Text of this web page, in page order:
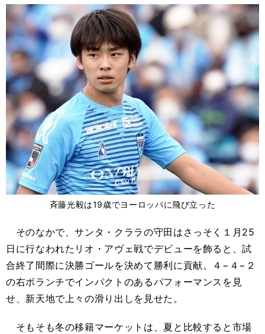
斉藤光毅は19歳でヨーロッパに飛び立った
そのなかで、サンタ・クララの守田はさっそく１月25
日に行なわれたリオ・アヴェ戦でデビューを飾ると、試
合終了間際に決勝ゴールを決めて勝利に貢献。４−４−２
の右ボランチでインパクトのあるパフォーマンスを見
せ、新天地で上々の滑り出しを見せた。
そもそも冬の移籍マーケットは、夏と比較すると市場